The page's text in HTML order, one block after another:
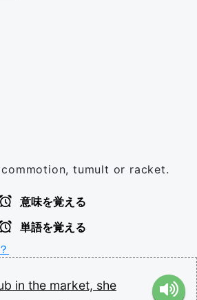
tumult or racket.
意味を覚える
単語を覚える
in the market, she